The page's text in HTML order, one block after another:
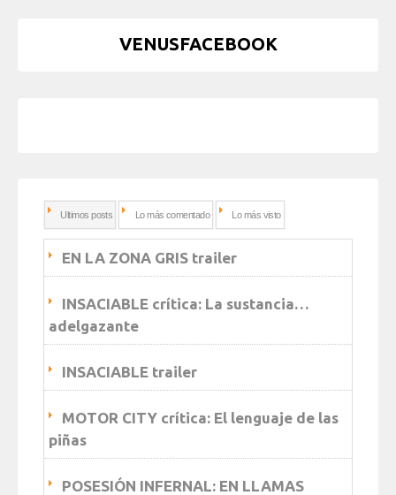
VENUSFACEBOOK
Ultimos posts Lo más comentado Lo más visto
EN LA ZONA GRIS trailer
INSACIABLE crítica: La sustancia…
adelgazante
INSACIABLE trailer
MOTOR CITY crítica: El lenguaje de las
piñas
POSESIÓN INFERNAL: EN LLAMAS